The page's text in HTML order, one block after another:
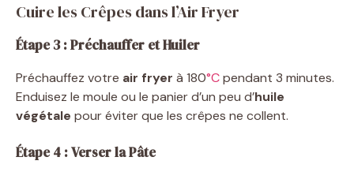
Cuire les Crêpes dans l’Air Fryer
Étape 3 : Préchauffer et Huiler
Préchauffez votre air fryer à 180°Cpendant 3 minutes.
Enduisez le moule ou le panier d’un peu d’huile
végétale pour éviter que les crêpes ne collent.
Étape 4 : Verser la Pâte